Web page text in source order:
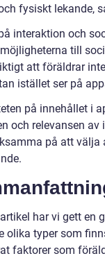
fysiskt lekande,
interaktion och
till
att föräldrar
istället ser på
på innehållet i
och relevansen av
på att välja
har vi gett en
olika typer som
faktorer som